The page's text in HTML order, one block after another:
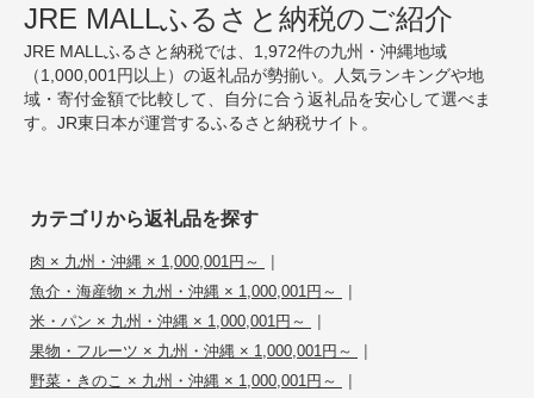
JRE MALLふるさと納税のご紹介
JRE MALLふるさと納税では、1,972件の九州・沖縄地域
（1,000,001円以上）の返礼品が勢揃い。人気ランキングや地
域・寄付金額で比較して、自分に合う返礼品を安心して選べま
す。JR東日本が運営するふるさと納税サイト。
カテゴリから返礼品を探す
肉 × 九州・沖縄 × 1,000,001円～ |
魚介・海産物 × 九州・沖縄 × 1,000,001円～ |
米・パン × 九州・沖縄 × 1,000,001円～ |
果物・フルーツ × 九州・沖縄 × 1,000,001円～ |
野菜・きのこ × 九州・沖縄 × 1,000,001円～ |